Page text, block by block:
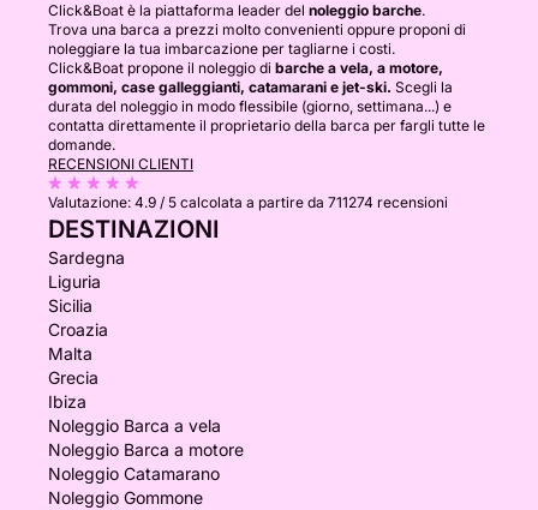
Click&Boat è la piattaforma leader del noleggio barche.
Trova una barca a prezzi molto convenienti oppure proponi di
noleggiare la tua imbarcazione per tagliarne i costi.
Click&Boat propone il noleggio di barche a vela, a motore,
gommoni, case galleggianti, catamarani e jet-ski. Scegli la
durata del noleggio in modo flessibile (giorno, settimana...) e
contatta direttamente il proprietario della barca per fargli tutte le
domande.
RECENSIONI CLIENTI
Valutazione: 4.9 / 5 calcolata a partire da 711274 recensioni
DESTINAZIONI
Sardegna
Liguria
Sicilia
Croazia
Malta
Grecia
Ibiza
Noleggio Barca a vela
Noleggio Barca a motore
Noleggio Catamarano
Noleggio Gommone